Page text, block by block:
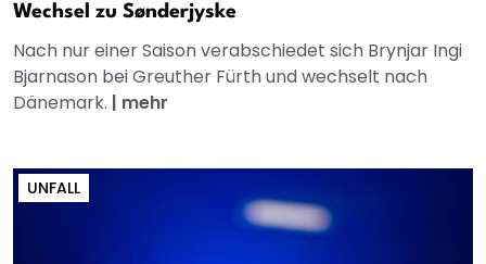
Wechsel zu Sønderjyske
Nach nur einer Saison verabschiedet sich Brynjar Ingi
Bjarnason bei Greuther Fürth und wechselt nach
Dänemark. | mehr
UNFALL